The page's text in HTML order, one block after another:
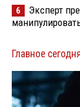
6
Эксперт
Главное